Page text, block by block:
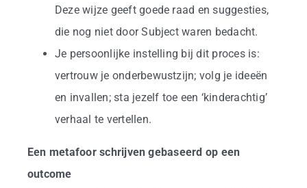
Deze wijze geeft goede raad en suggesties,
die nog niet door Subject waren bedacht.
Je persoonlijke instelling bij dit proces is:
vertrouw je onderbewustzijn; volg je ideeën
en invallen; sta jezelf toe een ‘kinderachtig’
verhaal te vertellen.
Een metafoor schrijven gebaseerd op een
outcome